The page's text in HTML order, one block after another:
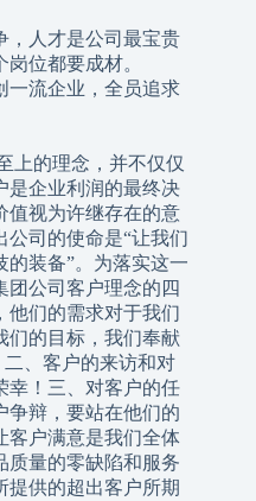
，人才是公司最宝贵
位都要成材。
一流企业，全员追求
上的理念，并不仅仅
是企业利润的最终决
值视为许继存在的意
公司的使命是“让我们
的装备”。为落实这一
团公司客户理念的四
他们的需求对于我们
们的目标，我们奉献
二、客户的来访和对
幸！三、对客户的任
争辩，要站在他们的
客户满意是我们全体
质量的零缺陷和服务
提供的超出客户所期